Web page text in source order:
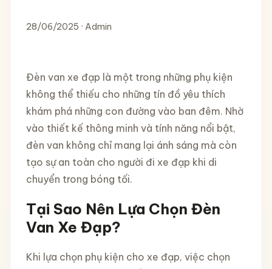
28/06/2025 · Admin
Đèn van xe đạp là một trong những phụ kiện
không thể thiếu cho những tín đồ yêu thích
khám phá những con đường vào ban đêm. Nhờ
vào thiết kế thông minh và tính năng nổi bật,
đèn van không chỉ mang lại ánh sáng mà còn
tạo sự an toàn cho người đi xe đạp khi di
chuyển trong bóng tối.
Tại Sao Nên Lựa Chọn Đèn
Van Xe Đạp?
Khi lựa chọn phụ kiện cho xe đạp, việc chọn